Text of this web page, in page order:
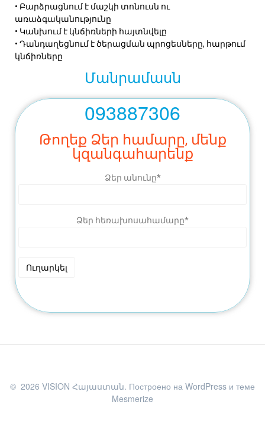
• Բարձրացնում է մաշկի տոնուսն ու
առաձգականությունը
• Կանխում է կնճիռների հայտնվելը
• Դանդաղեցնում է ծերացման պրոցեսները, հարթում
կնճիռները
Մանրամասն
093887306
Թողեք Ձեր համարը, մենք
կզանգահարենք
Ձեր անունը*
Ձեր հեռախոսահամարը*
© 2026 VISION Հայաստան. Построено на WordPress и теме
Mesmerize